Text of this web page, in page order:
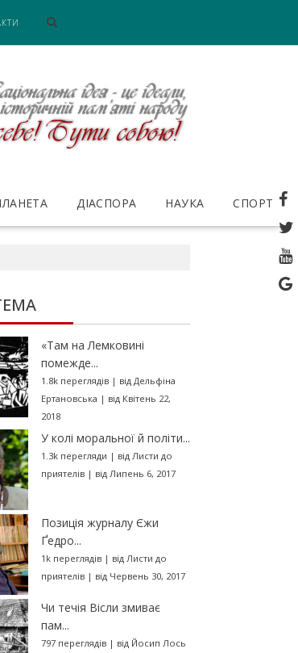
ДІАСПОРА НАУКА СПОРТ
«Там на Лемковині
помежде...
1.8k переглядів| від Дельфіна
Ертановська | від Квітень 22,
2018
У колі моральної й політи...
1.3k перегляди | від Листи до
приятелів| від Липень 6, 2017
Позиція журналу Єжи
Ґедро...
1k переглядів| від Листи до
приятелів| від Червень 30, 2017
Чи течія Вісли змиває
пам...
797 переглядів| від Йосип Лось